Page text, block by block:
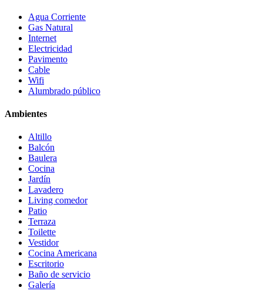
Agua Corriente
Gas Natural
Internet
Electricidad
Pavimento
Cable
Wifi
Alumbrado público
Ambientes
Altillo
Balcón
Baulera
Cocina
Jardín
Lavadero
Living comedor
Patio
Terraza
Toilette
Vestidor
Cocina Americana
Escritorio
Baño de servicio
Galería